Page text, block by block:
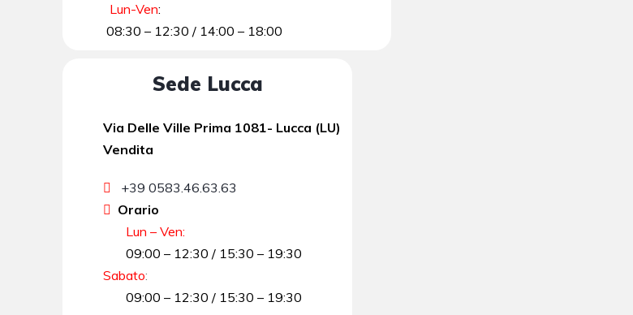
Lun-Ven:
08:30 – 12:30 / 14:00 – 18:00
Sede Lucca
Via Delle Ville Prima 1081- Lucca (LU)
Vendita
+39 0583.46.63.63
Orario
Lun – Ven:
09:00 – 12:30 / 15:30 – 19:30
Sabato:
09:00 – 12:30 / 15:30 – 19:30